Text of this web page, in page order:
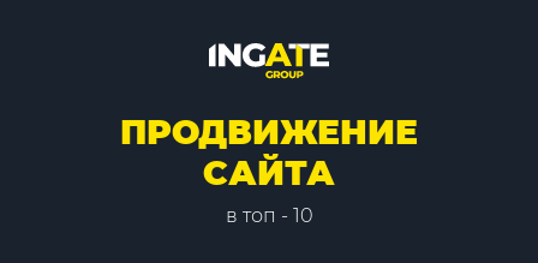
ПРОДВИЖЕНИЕ
САЙТА
в топ - 10